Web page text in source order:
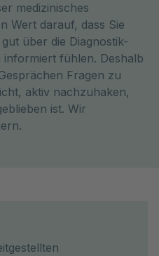
medizinisches
Wert darauf, dass Sie
über die Diagnostik-
informiert fühlen. Deshalb
Fragen zu
aktiv nachzuhaken,
ist. Wir